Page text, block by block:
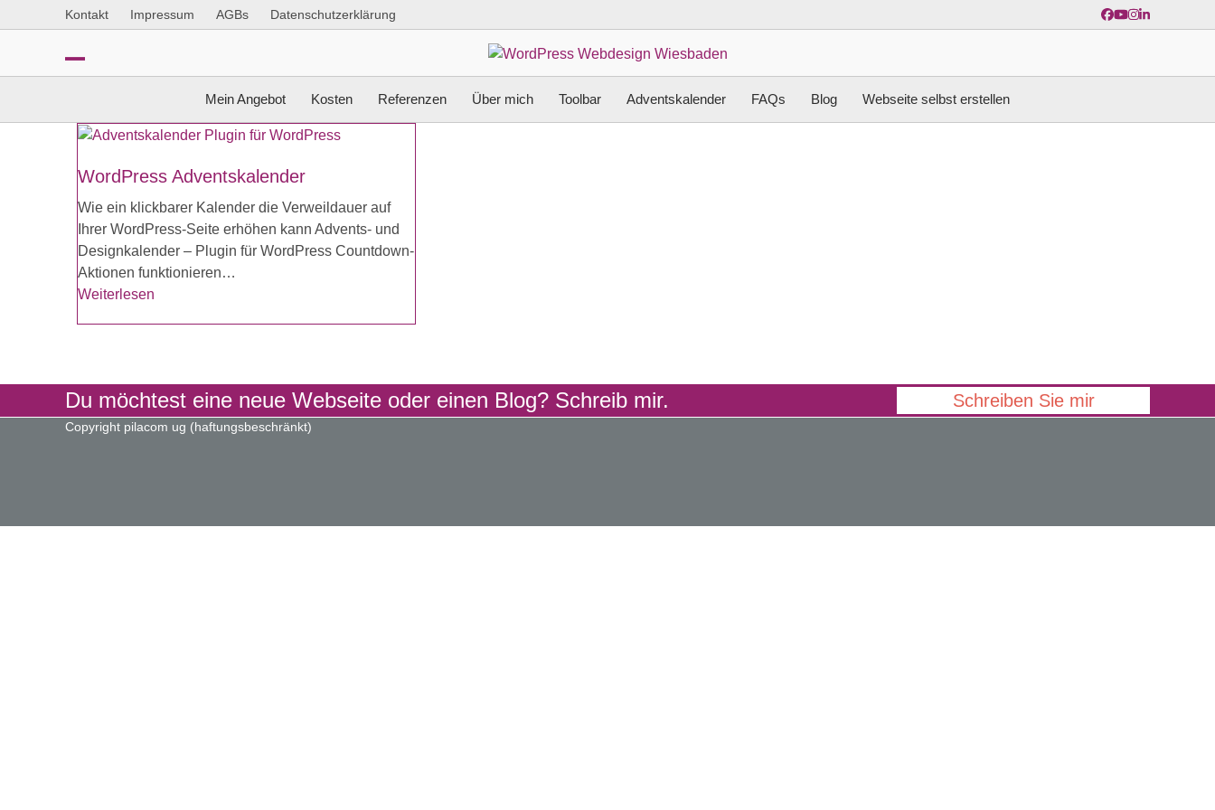
to
Kontakt Impressum AGBs Datenschutzerklärung Facebook
YouTube
Instagram
LinkedIn
Open
menu
Close
menu
Mein Angebot Kosten Referenzen Über mich Toolbar Adventskalender FAQs Blog Webseite selbst erstellen
WordPress Adventskalender
Wie ein klickbarer Kalender die Verweildauer auf
Ihrer WordPress-Seite erhöhen kann Advents- und
Designkalender – Plugin für WordPress Countdown-
Aktionen funktionieren…
Weiterlesen
Du möchtest eine neue Webseite oder einen Blog? Schreib mir. Schreiben Sie mir
Copyright pilacom ug (haftungsbeschränkt)